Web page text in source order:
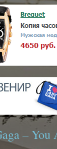
– You